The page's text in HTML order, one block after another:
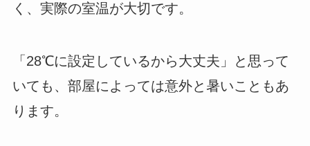
く、実際の室温が大切です。
「28℃に設定しているから大丈夫」と思って
いても、部屋によっては意外と暑いこともあ
ります。